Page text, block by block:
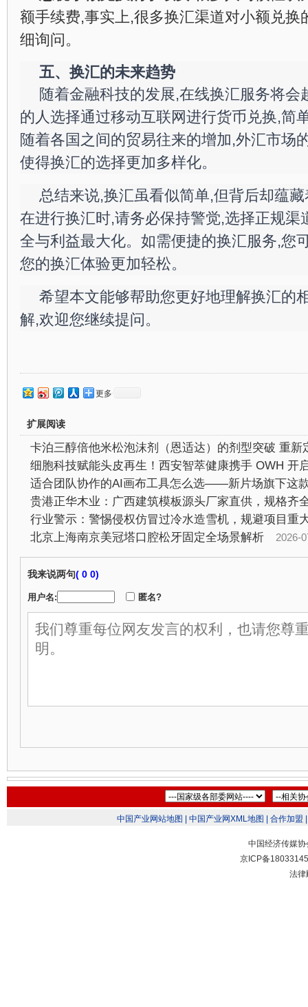
额手续费,事实上,很多换汇渠道对小额兑换
细询问。
五、换汇的未来趋势
随着金融科技的发展,在线换汇服务将会
的人选择通过移动互联网进行货币兑换,简
随着各国之间的贸易往来的增加,外汇市场
使得换汇的选择更加多样化。
总结来说,换汇虽看似简单,但背后却蕴
在进行换汇时,请务必保持警觉,选择正规渠
全与利益最大化。如需便捷的换汇服务,您
您的换汇体验更加轻松。
希望本文能够帮助您更好地理解换汇的
解,欢迎您继续提问。
更多
扩展阅读
行业警示：警惕侵权仿冒过冷水造雪机，规避项目重
北京上海南京美冠塔口腔松牙固定全场景解析
2026-07-
我来说两句( 0 0)
用户名: 匿名?
中国产业网站地图 | 中国产业网XML地图 | 合作加盟 |
中国经济传媒
京ICP备
法